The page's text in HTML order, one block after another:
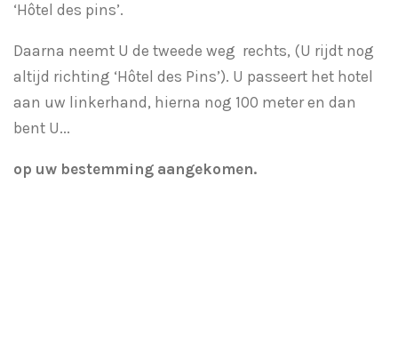
‘Hôtel des pins’.
Daarna neemt U de tweede weg rechts, (U rijdt nog
altijd richting ‘Hôtel des Pins’). U passeert het hotel
aan uw linkerhand, hierna nog 100 meter en dan
bent U...
op uw bestemming aangekomen.